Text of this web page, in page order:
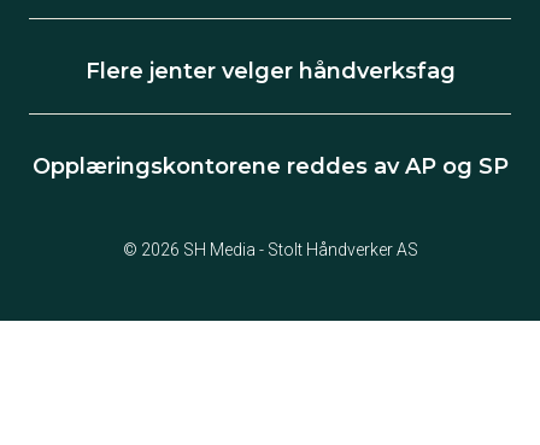
Flere jenter velger håndverksfag
Opplæringskontorene reddes av AP og SP
© 2026 SH Media - Stolt Håndverker AS